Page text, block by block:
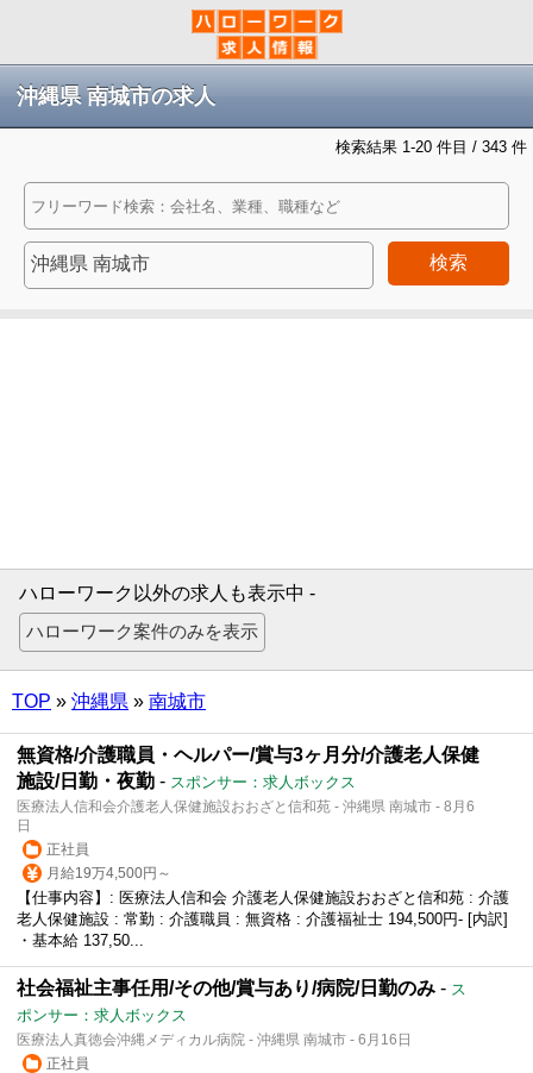
沖縄県 南城市の求人
検索結果 1-20 件目 / 343 件
検索
ハローワーク以外の求人も表示中 -
TOP » 沖縄県 » 南城市
無資格/介護職員・ヘルパー/賞与3ヶ月分/介護老人保健
施設/日勤・夜勤 - スポンサー：求人ボックス
医療法人信和会介護老人保健施設おおざと信和苑 - 沖縄県 南城市 - 8月6
日
正社員
月給19万4,500円～
【仕事内容】: 医療法人信和会 介護老人保健施設おおざと信和苑 : 介護
老人保健施設 : 常勤 : 介護職員 : 無資格 : 介護福祉士 194,500円- [内訳]
・基本給 137,50...
社会福祉主事任用/その他/賞与あり/病院/日勤のみ - ス
ポンサー：求人ボックス
医療法人真徳会沖縄メディカル病院 - 沖縄県 南城市 - 6月16日
正社員